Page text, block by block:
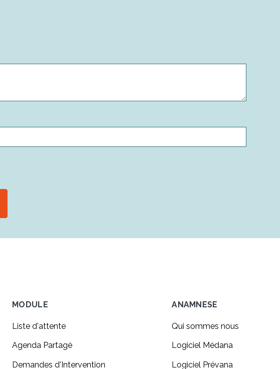
MODULE
Liste d'attente
Agenda Partagé
Demandes d'Intervention
ANAMNESE
Qui sommes nous
Logiciel Médana
Logiciel Prévana